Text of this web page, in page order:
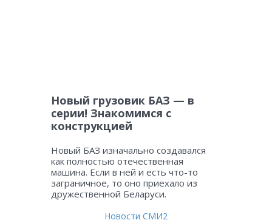
Новый грузовик БАЗ — в
серии! Знакомимся с
конструкцией
Новый БАЗ изначально создавался
как полностью отечественная
машина. Если в ней и есть что-то
заграничное, то оно приехало из
дружественной Беларуси.
Новости СМИ2